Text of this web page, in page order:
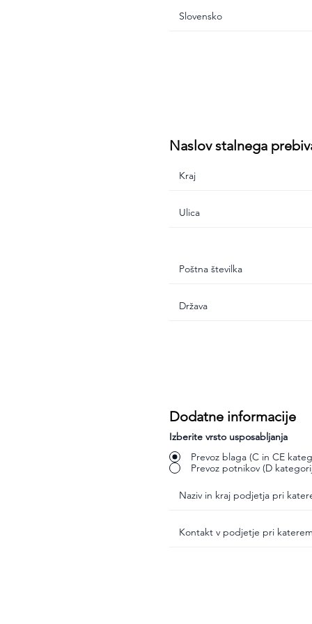
Naslov stalnega
Dodatne informacije
Izberite vrsto usposabljanja
Prevoz blaga (C in CE
Prevoz potnikov (D